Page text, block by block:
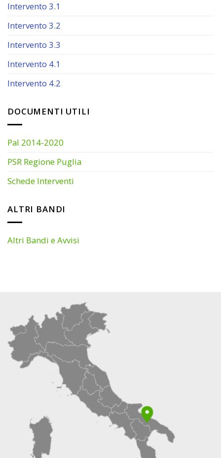
Intervento 3.1
Intervento 3.2
Intervento 3.3
Intervento 4.1
Intervento 4.2
DOCUMENTI UTILI
Pal 2014-2020
PSR Regione Puglia
Schede Interventi
ALTRI BANDI
Altri Bandi e Avvisi